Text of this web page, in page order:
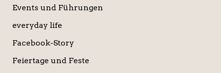
Events und Führungen
everyday life
Facebook-Story
Feiertage und Feste